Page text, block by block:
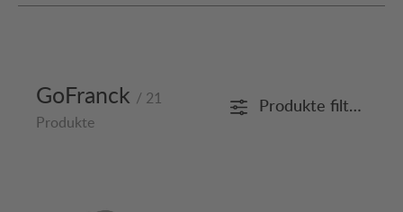
GoFranck / 21
Produkte
Produkte filtern